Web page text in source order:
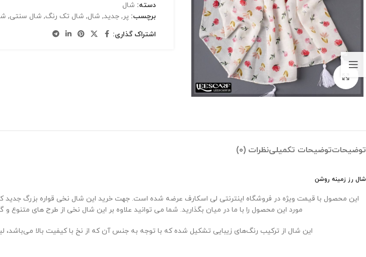
بزرگنمایی تصویر
دسته: شال
برچسب: پر, جدید, شال, شال تک رنگ, شال سنتی,
اشتراک گذاری:
توضیحاتتوضیحات تکمیلینظرات (0)
شال رز زمینه روشن
این محصول با قیمت ویژه در فروشگاه اینترنتی لی اسکارف عرضه شده است. جهت خرید این شال نخی قواره بزرگ جدید
مورد این محصول را با ما در میان بگذارید. شما می توانید علاوه بر این شال نخی از طرح های
این شال از ترکیب رنگ‌های زیبایی تشکیل شده که با توجه به جنس آن که از نخ با کیفیت بالا